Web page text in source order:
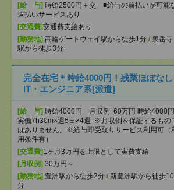
[給 与] 時給2500円＋交 ■給与の前払いが可能
速払いサービスあり
[交通費]交通費支給あり
[勤務地] 高輪ゲートウェイ駅から徒歩1分 / 泉岳寺
駅から徒歩3分
完全在宅＊時給4000円！残業ほぼな
IT・エンジニア系[派遣]
[給 与] 時給4000円 月収例 60万円 時給4000
実働7h30m×週5日×4週 ※月収例を保証するもの
はありません。※給与即受取りサービス利用可（
用条件有）
[交通費]1ヶ月3万円を上限として実費支給
[月収例] 30万円～
[勤務地] 豊洲駅から徒歩2分 / 新豊洲駅から徒歩10
分